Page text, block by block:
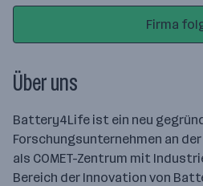
Firma
Über uns
Battery4Life ist ein neu
Forschungsunternehmen an
als COMET-Zentrum mit
Bereich der Innovation von